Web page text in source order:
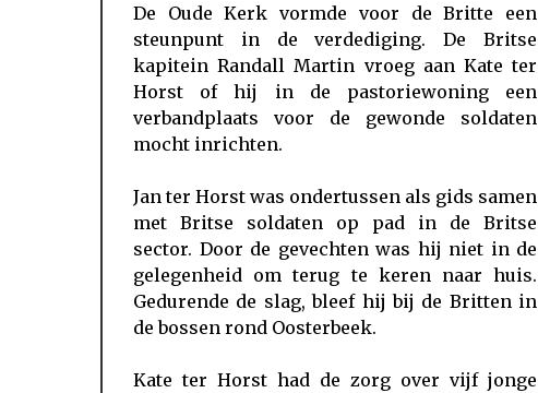
De Oude Kerk vormde voor de Britte een
steunpunt in de verdediging. De Britse
kapitein Randall Martin vroeg aan Kate ter
Horst of hij in de pastoriewoning een
verbandplaats voor de gewonde soldaten
mocht inrichten.
Jan ter Horst was ondertussen als gids samen
met Britse soldaten op pad in de Britse
sector. Door de gevechten was hij niet in de
gelegenheid om terug te keren naar huis.
Gedurende de slag, bleef hij bij de Britten in
de bossen rond Oosterbeek.
Kate ter Horst had de zorg over vijf jonge